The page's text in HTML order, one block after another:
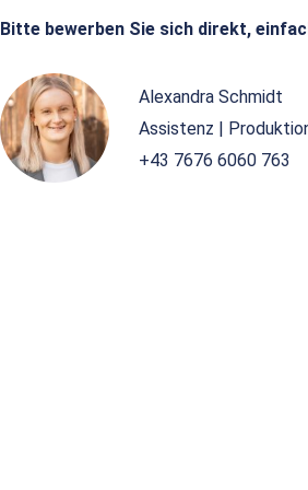
Bitte bewerben Sie sich direkt,
Alexandra Schmidt
Assistenz |
+43 7676 6060 763